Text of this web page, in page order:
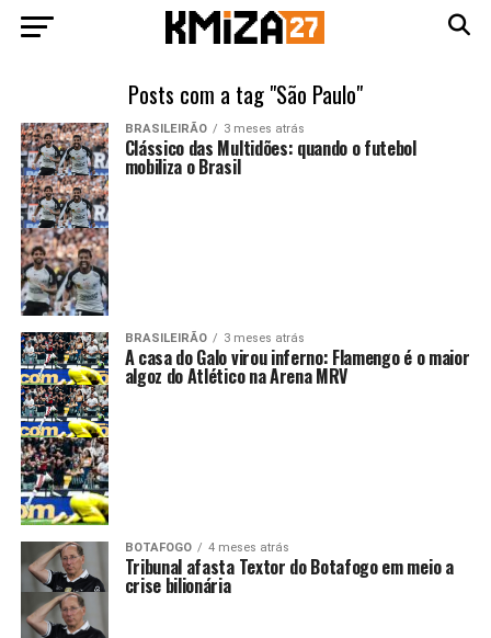
Posts com a tag "São Paulo"
BRASILEIRÃO 3 meses atrás
Clássico das Multidões: quando o futebol
mobiliza o Brasil
BRASILEIRÃO 3 meses atrás
A casa do Galo virou inferno: Flamengo é o maior
algoz do Atlético na Arena MRV
BOTAFOGO 4 meses atrás
Tribunal afasta Textor do Botafogo em meio a
crise bilionária